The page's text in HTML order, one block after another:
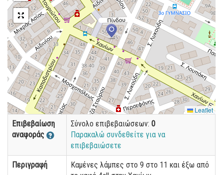
Leaflet
Επιβεβαίωση
αναφοράς
Σύνολο επιβεβαιώσεων: 0
Παρακαλώ συνδεθείτε για να
επιβεβαιώσετε
Περιγραφή
Καμένες λάμπες στο 9 στο 11 και έξω από